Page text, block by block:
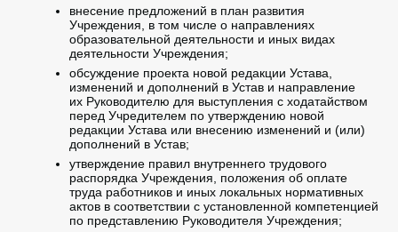
внесение предложений в план развития
Учреждения, в том числе о направлениях
образовательной деятельности и иных видах
деятельности Учреждения;
обсуждение проекта новой редакции Устава,
изменений и дополнений в Устав и направление
их Руководителю для выступления с ходатайством
перед Учредителем по утверждению новой
редакции Устава или внесению изменений и (или)
дополнений в Устав;
утверждение правил внутреннего трудового
распорядка Учреждения, положения об оплате
труда работников и иных локальных нормативных
актов в соответствии с установленной компетенцией
по представлению Руководителя Учреждения;